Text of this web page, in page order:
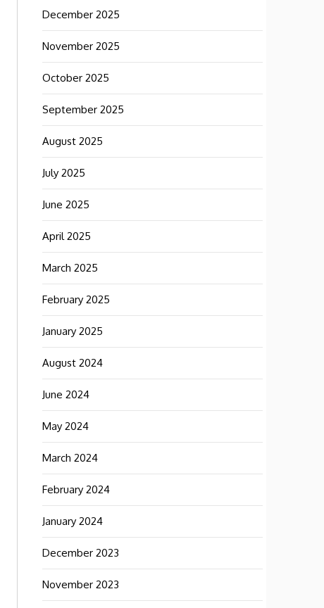
December 2025
November 2025
October 2025
September 2025
August 2025
July 2025
June 2025
April 2025
March 2025
February 2025
January 2025
August 2024
June 2024
May 2024
March 2024
February 2024
January 2024
December 2023
November 2023